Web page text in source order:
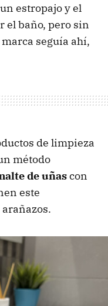
estropajo y el
el baño, pero sin
seguía ahí,
de limpieza
método
de uñascon
este